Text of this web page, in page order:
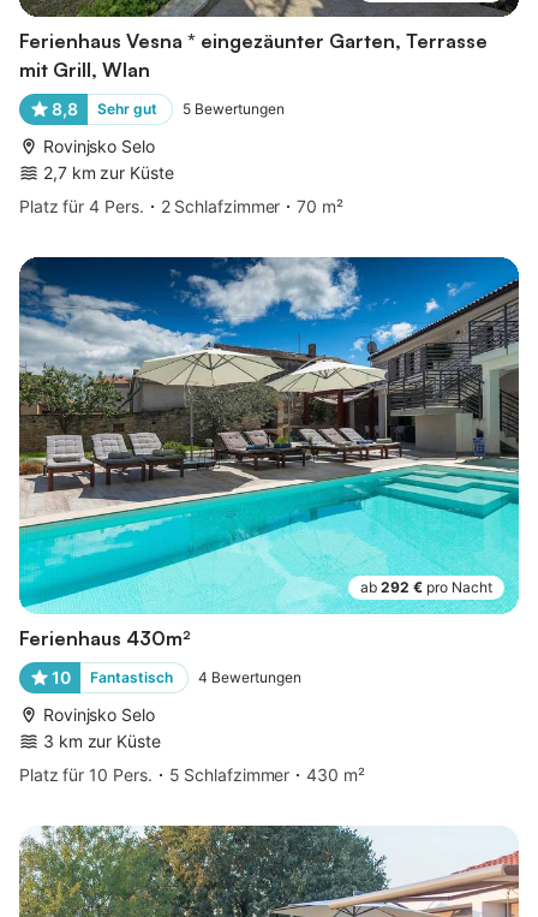
Ferienhaus Vesna * eingezäunter Garten, Terrasse
mit Grill, Wlan
8,8 Sehr gut 5 Bewertungen
Rovinjsko Selo
2,7 km zur Küste
Platz für 4 Pers.
2 Schlafzimmer 70 m²
ab 292 € pro Nacht
Ferienhaus 430m²
10 Fantastisch 4 Bewertungen
Rovinjsko Selo
3 km zur Küste
Platz für 10 Pers.
5 Schlafzimmer 430 m²